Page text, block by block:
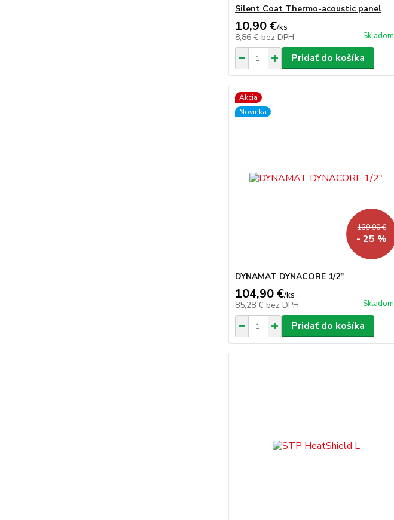
Silent Coat Thermo-acoustic panel
10,90 €/ks
8,86 € bez DPH Skladom
Pridať do košíka
Akcia
Novinka
139,90 €
- 25 %
DYNAMAT DYNACORE 1/2"
104,90 €/ks
85,28 € bez DPH Skladom
Pridať do košíka